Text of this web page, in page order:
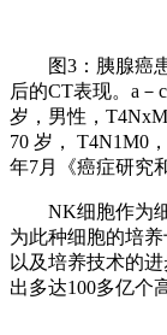
图3：胰腺癌患
后的CT表现。a
岁，男性，
70 岁， T4N1M0
年7月《癌症研究
NK细胞作为细
为此种细胞的培
以及培养技术的
出多达100多亿个